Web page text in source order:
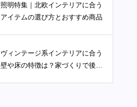
照明特集｜北欧インテリアに合う
アイテムの選び方とおすすめ商品
ヴィンテージ系インテリアに合う
壁や床の特徴は？家づくりで後悔